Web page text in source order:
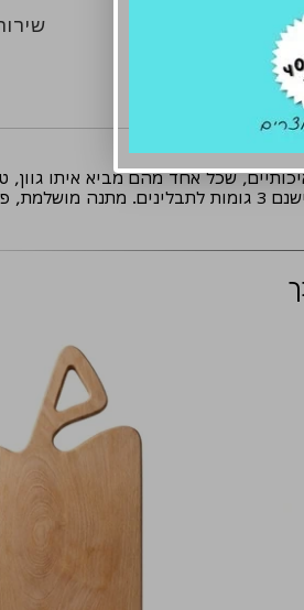
שכל אחד מהם מביא איתו גוון,
משלו. הדוגמאות שנוצרות מחיבור העצים מראות צורת ריץ רץ לרוחב הקרש, בנוסף לידית האחיזה המובנת ישנם 3 גומות